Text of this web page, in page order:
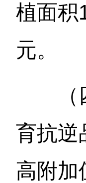
植面积
元。
育抗逆
高附加